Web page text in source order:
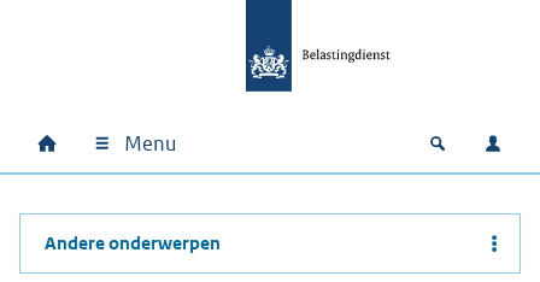
Hoofdnavigatie
Home Menu Open
Andere onderwerpen